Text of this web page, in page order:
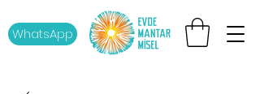
WhatsApp